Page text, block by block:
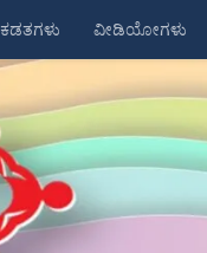
ಕಡತಗಳು ವೀಡಿಯೋಗಳು